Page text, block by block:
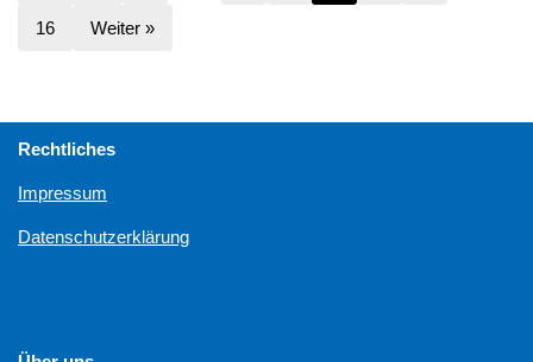
16 Weiter »
Rechtliches
Impressum
Datenschutzerklärung